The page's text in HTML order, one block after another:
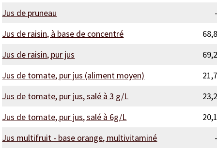
Jus de pruneau
-
Jus de raisin, à base de concentré
68,8
Jus de raisin, pur jus
69,2
Jus de tomate, pur jus (aliment moyen)
21,7
Jus de tomate, pur jus, salé à 3 g/L
23,2
Jus de tomate, pur jus, salé à 6g/L
20,1
Jus multifruit - base orange, multivitaminé
-